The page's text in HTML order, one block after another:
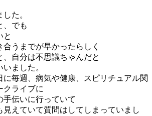
た。
、でも
と
うまでが早かったらしく
自分は不思議ちゃんだと
ました。
に毎週、病気や健康、スピリチュアル関
クライブに
手伝いに行っていて
見えていて質問はしてしまっていまし